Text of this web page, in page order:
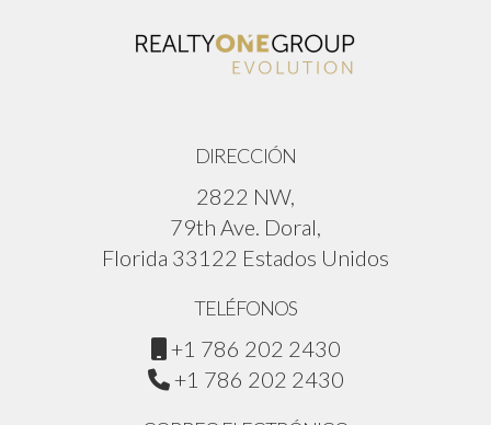
DIRECCIÓN
2822 NW,
79th Ave. Doral,
Florida 33122 Estados Unidos
TELÉFONOS
+1 786 202 2430
+1 786 202 2430